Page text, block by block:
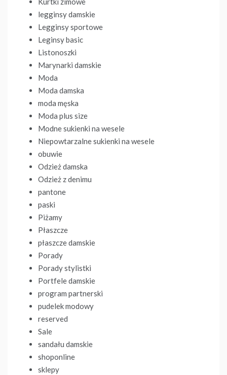
legginsy damskie
Legginsy sportowe
Leginsy basic
Listonoszki
Marynarki damskie
Moda
Moda damska
moda męska
Moda plus size
Modne sukienki na wesele
Niepowtarzalne sukienki na wesele
obuwie
Odzież damska
Odzież z denimu
pantone
paski
Piżamy
Płaszcze
płaszcze damskie
Porady
Porady stylistki
Portfele damskie
program partnerski
pudelek modowy
reserved
Sale
sandału damskie
shoponline
sklepy